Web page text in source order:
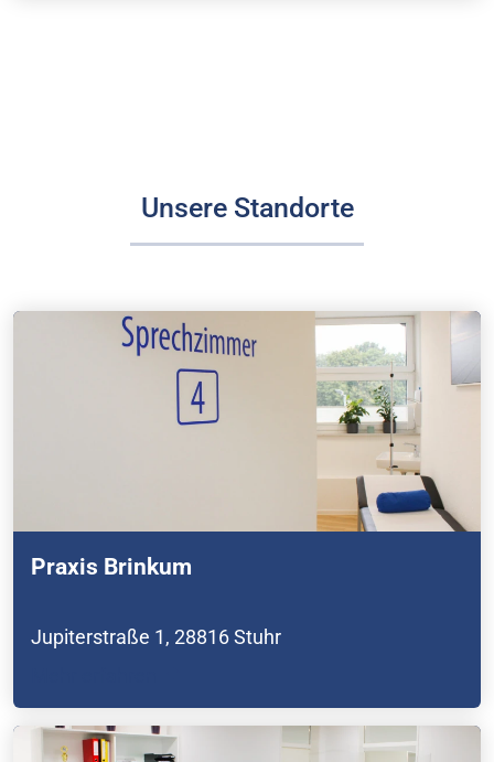
Unsere Standorte
Praxis Brinkum
Jupiterstraße 1, 28816 Stuhr